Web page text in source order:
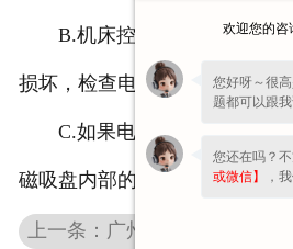
B.机床控制面板上电磁吸盘
损坏，检查电磁吸盘输出电压
C.如果电磁吸盘输入电压都
磁吸盘内部的故障，需要返厂
欢迎您的咨
您好呀～很
题都可以跟我
您还在吗？
或微信】
，